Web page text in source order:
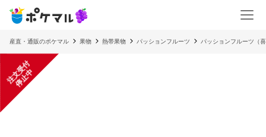
産直・通販のポケマル 果物 熱帯果物 パッションフルーツ パッションフルーツ（
注
文
受
付
停
止
中